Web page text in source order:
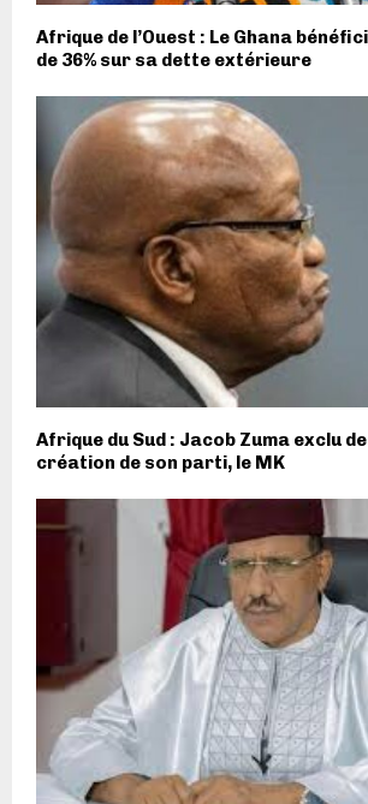
Afrique de l’Ouest : Le Ghana
de 36% sur sa dette extérieure
Afrique du Sud : Jacob Zuma exclu
création de son parti, le MK